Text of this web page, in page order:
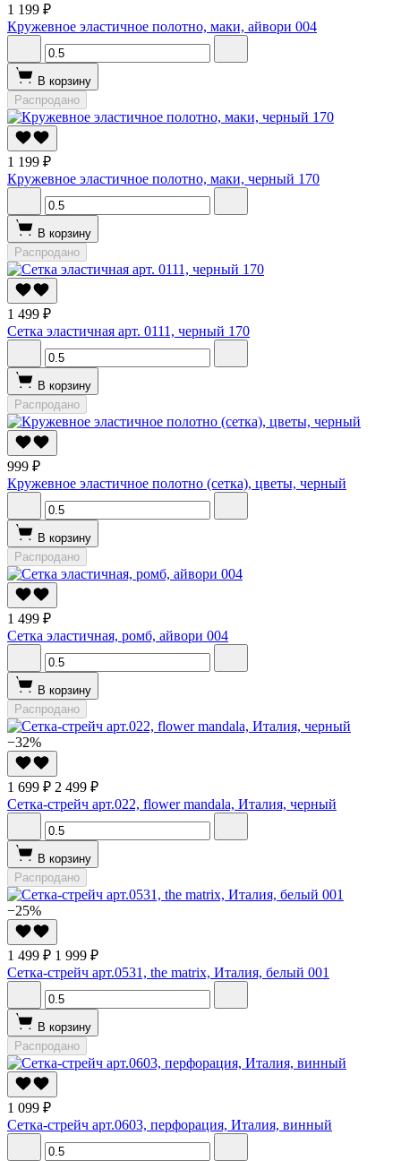
1 199 ₽
Кружевное эластичное полотно, маки, айвори 004
В корзину
Распродано
1 199 ₽
Кружевное эластичное полотно, маки, черный 170
В корзину
Распродано
1 499 ₽
Сетка эластичная арт. 0111, черный 170
В корзину
Распродано
999 ₽
Кружевное эластичное полотно (сетка), цветы, черный
В корзину
Распродано
1 499 ₽
Сетка эластичная, ромб, айвори 004
В корзину
Распродано
−32%
1 699 ₽ 2 499 ₽
Сетка-стрейч арт.022, flower mandala, Италия, черный
В корзину
Распродано
−25%
1 499 ₽ 1 999 ₽
Сетка-стрейч арт.0531, the matrix, Италия, белый 001
В корзину
Распродано
1 099 ₽
Сетка-стрейч арт.0603, перфорация, Италия, винный